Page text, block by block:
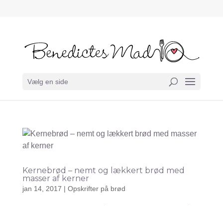
Vælg en side
Kernebrød – nemt og lækkert brød med
masser af kerner
jan 14, 2017 | Opskrifter på brød